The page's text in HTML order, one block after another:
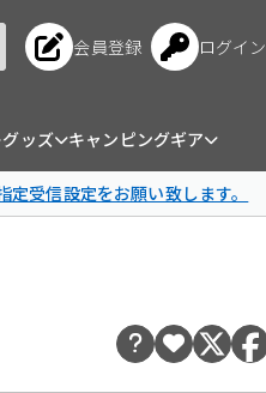
会員登録 ログイン
ッズ キャンピングギア
受信設定をお願い致します。